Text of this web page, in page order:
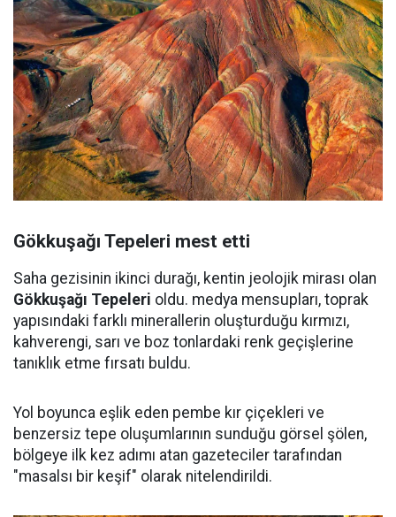
Gökkuşağı Tepeleri mest etti
Saha gezisinin ikinci durağı, kentin jeolojik mirası olan
Gökkuşağı Tepeleri oldu. medya mensupları, toprak
yapısındaki farklı minerallerin oluşturduğu kırmızı,
kahverengi, sarı ve boz tonlardaki renk geçişlerine
tanıklık etme fırsatı buldu.
Yol boyunca eşlik eden pembe kır çiçekleri ve
benzersiz tepe oluşumlarının sunduğu görsel şölen,
bölgeye ilk kez adımı atan gazeteciler tarafından
"masalsı bir keşif" olarak nitelendirildi.